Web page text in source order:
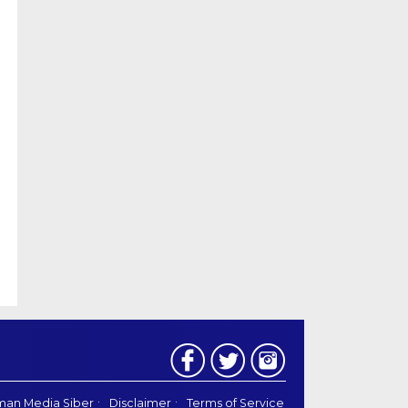
Media Siber Disclaimer Terms of Service